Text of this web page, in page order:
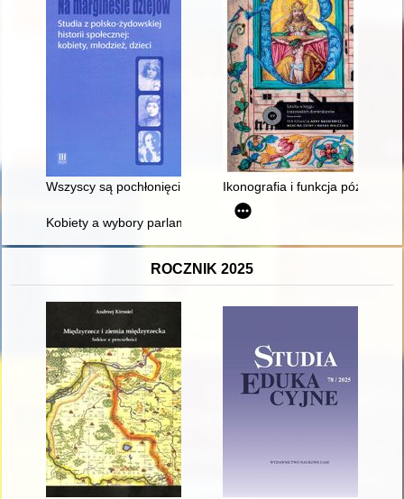
Wszyscy są pochłonięci jakąś nie wiadomo przez kogo
Ikonografia i funkcja
Kobiety a wybory parlamentarne w Polsce w 2023 r. =
ROCZNIK 2025